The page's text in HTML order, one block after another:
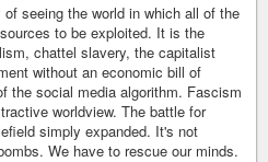
seeing the world in which all of the
to be exploited. It is the
chattel slavery, the capitalist
without an economic bill of
the social media algorithm. Fascism
worldview. The battle for
simply expanded. It's not
We have to rescue our minds.